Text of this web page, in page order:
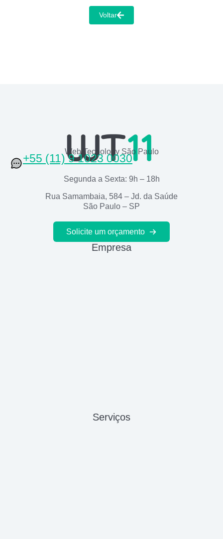
Voltar
Web Tecnology São Paulo
+55 (11) 9 1023 0030
Segunda a Sexta: 9h – 18h
Rua Samambaia, 584 – Jd. da Saúde
São Paulo – SP
Solicite um orçamento
Empresa
Serviços